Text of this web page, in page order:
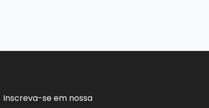
Inscreva-se em nossa